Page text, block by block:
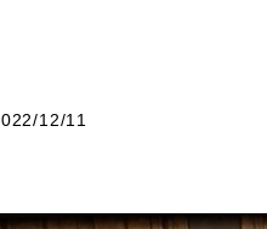
12/11